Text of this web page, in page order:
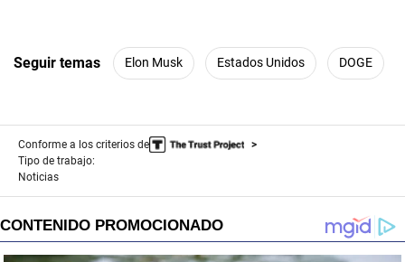
Seguir temas Elon Musk Estados Unidos DOGE
Conforme a los criterios de
Tipo de trabajo:
Noticias